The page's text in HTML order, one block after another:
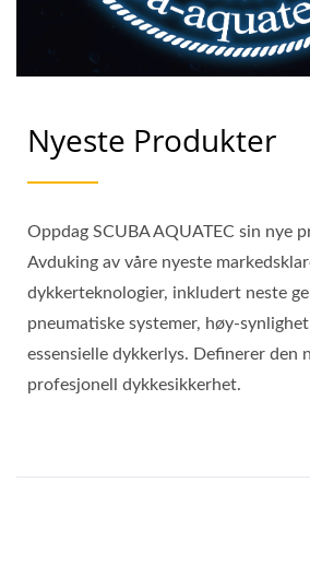
Nyeste Produkter
Oppdag SCUBA AQUATEC sin nye
Avduking av våre nyeste
dykkerteknologier, inkludert neste
pneumatiske systemer, høy-
essensielle dykkerlys. Definerer den
profesjonell dykkesikkerhet.